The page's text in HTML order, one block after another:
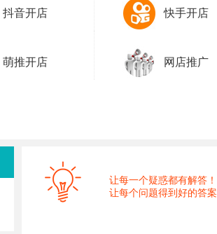
抖音开店 快手开店
萌推开店 网店推广
让每一个疑惑都有解答！
让每个问题得到好的答案